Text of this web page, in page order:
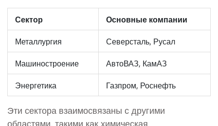
Сектор Основные компании
Металлургия Северсталь, Русал
Машиностроение АвтоВАЗ, КамАЗ
Энергетика Газпром, Роснефть
Эти сектора взаимосвязаны с другими
областями, такими как химическая